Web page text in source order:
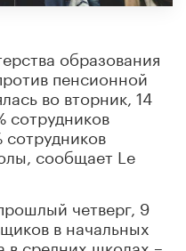
образования
пенсионной
во вторник, 14
сотрудников
сообщает Le
четверг, 9
в начальных
в средних школах –